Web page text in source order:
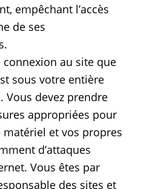
empêchant l’accès
de ses
connexion au site que
sous votre entière
Vous devez prendre
appropriées pour
et vos propres
d’attaques
Vous êtes par
des sites et